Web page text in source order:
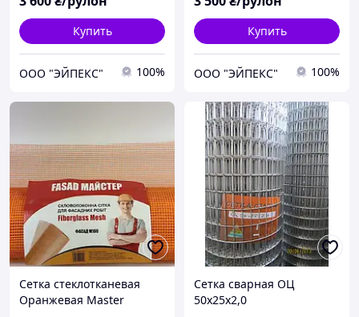
Купить
ООО "ЭЙПЕКС" 100%
Купить
ООО "ЭЙПЕКС" 100%
Сетка стеклотканевая
Оранжевая Master
Сетка сварная ОЦ
50х25х2,0